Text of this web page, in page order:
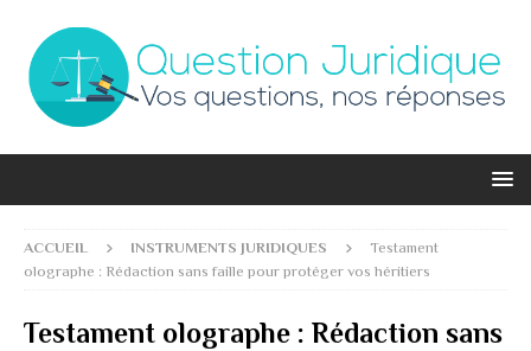
ACCUEIL INSTRUMENTS JURIDIQUES
Testament
olographe : Rédaction sans faille pour protéger vos héritiers
Testament olographe : Rédaction sans